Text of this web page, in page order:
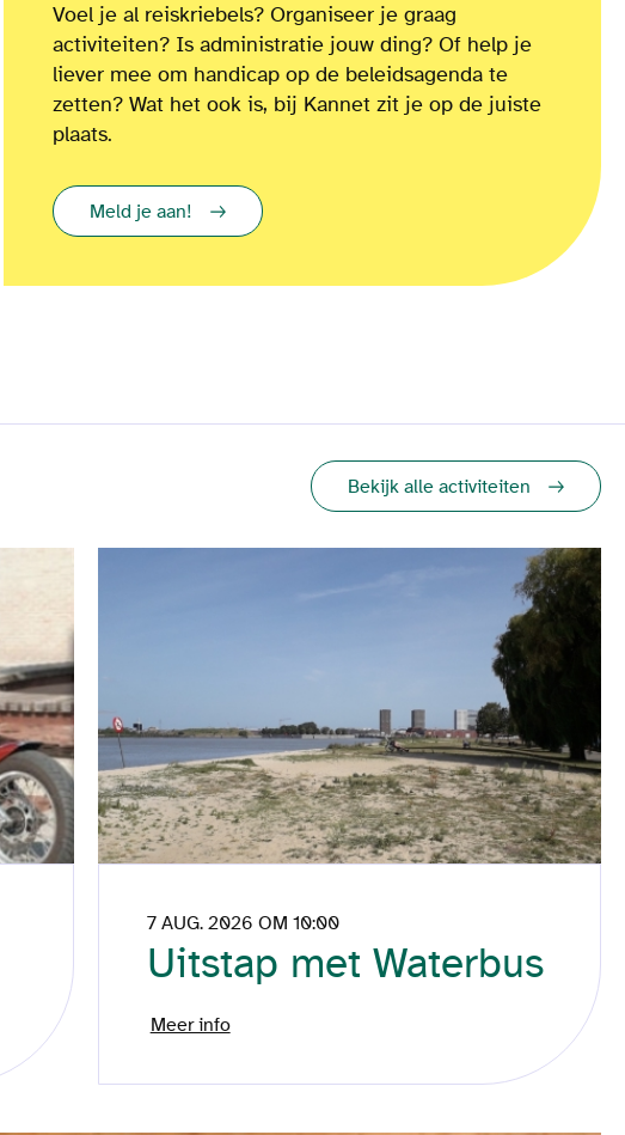
Voel je al reiskriebels? Organiseer je graag
activiteiten? Is administratie jouw ding? Of help je
liever mee om handicap op de beleidsagenda te
zetten? Wat het ook is, bij Kannet zit je op de juiste
plaats.
Meld je aan!
Bekijk alle activiteiten
7 AUG. 2026 OM 10:00
Uitstap met Waterbus
Meer info